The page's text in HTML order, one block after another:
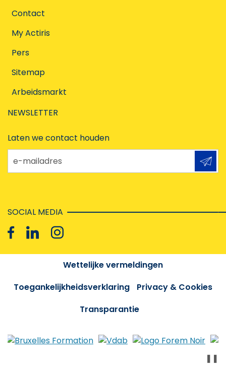
Contact
My Actiris
Pers
Sitemap
Arbeidsmarkt
NEWSLETTER
Laten we contact houden
e-mailadres
SOCIAL MEDIA
Wettelijke vermeldingen
Toegankelijkheidsverklaring
Privacy & Cookies
Transparantie
❚❚